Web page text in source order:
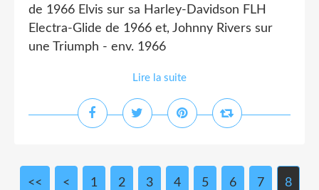
de 1966 Elvis sur sa Harley-Davidson FLH
Electra-Glide de 1966 et, Johnny Rivers sur
une Triumph - env. 1966
Lire la suite
<< < 1 2 3 4 5 6 7 8